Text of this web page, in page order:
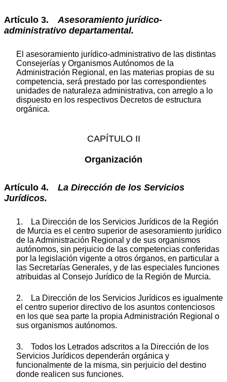
Artículo 3. Asesoramiento jurídico-
administrativo departamental.
El asesoramiento jurídico-administrativo de las distintas
Consejerías y Organismos Autónomos de la
Administración Regional, en las materias propias de su
competencia, será prestado por las correspondientes
unidades de naturaleza administrativa, con arreglo a lo
dispuesto en los respectivos Decretos de estructura
orgánica.
CAPÍTULO II
Organización
Artículo 4. La Dirección de los Servicios
Jurídicos.
1. La Dirección de los Servicios Jurídicos de la Región
de Murcia es el centro superior de asesoramiento jurídico
de la Administración Regional y de sus organismos
autónomos, sin perjuicio de las competencias conferidas
por la legislación vigente a otros órganos, en particular a
las Secretarías Generales, y de las especiales funciones
atribuidas al Consejo Jurídico de la Región de Murcia.
2. La Dirección de los Servicios Jurídicos es igualmente
el centro superior directivo de los asuntos contenciosos
en los que sea parte la propia Administración Regional o
sus organismos autónomos.
3. Todos los Letrados adscritos a la Dirección de los
Servicios Jurídicos dependerán orgánica y
funcionalmente de la misma, sin perjuicio del destino
donde realicen sus funciones.